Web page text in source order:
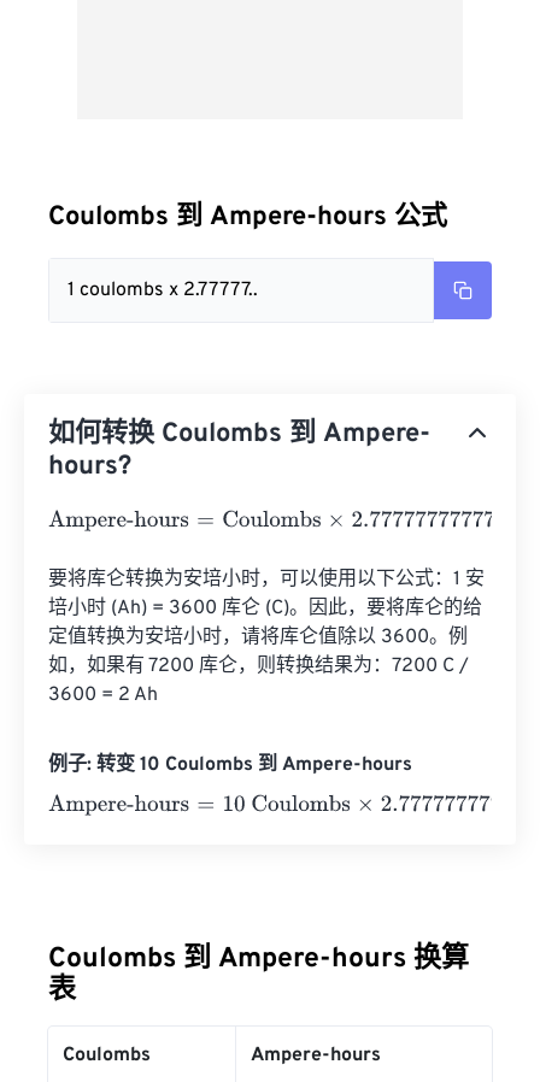
Coulombs 到 Ampere-hours 公式
1 coulombs x 2.77777..
如何转换 Coulombs 到 Ampere-
hours?
Ampere-hours=Coulombs×2.7777777777778e-4
要将库仑转换为安培小时，可以使用以下公式：1 安
培小时 (Ah) = 3600 库仑 (C)。因此，要将库仑的给
定值转换为安培小时，请将库仑值除以 3600。例
如，如果有 7200 库仑，则转换结果为：7200 C /
3600 = 2 Ah
例子: 转变 10 Coulombs 到 Ampere-hours
Ampere-hours=10 Coulombs×2.7777777777778e-4
Coulombs 到 Ampere-hours 换算
表
Coulombs Ampere-hours